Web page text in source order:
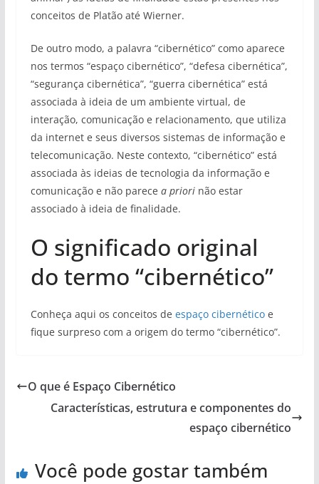
conceitos de Platão até Wierner.
De outro modo, a palavra “cibernético” como aparece
nos termos “espaço cibernético”, “defesa cibernética”,
“segurança cibernética”, “guerra cibernética” está
associada à ideia de um ambiente virtual, de
interação, comunicação e relacionamento, que utiliza
da internet e seus diversos sistemas de informação e
telecomunicação. Neste contexto, “cibernético” está
associada às ideias de tecnologia da informação e
comunicação e não parece a priorinão estar
associado à ideia de finalidade.
O significado original
do termo “cibernético”
Conheça aqui os conceitos de espaço cibernéticoe
fique surpreso com a origem do termo “cibernético”.
O que é Espaço Cibernético
Características, estrutura e componentes do
espaço cibernético
Você pode gostar também